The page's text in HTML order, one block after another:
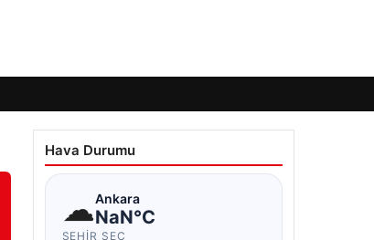
Hava Durumu
☁Ankara
NaN°C
ŞEHIR SEÇ